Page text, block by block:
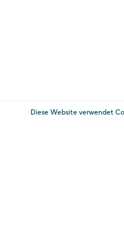
Diese Website verwendet